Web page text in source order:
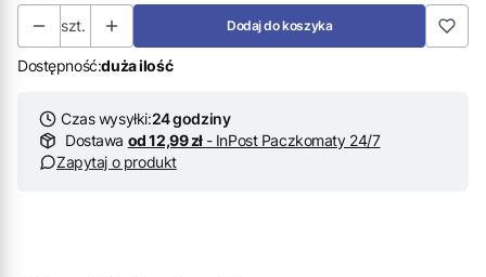
szt. Dodaj do koszyka
Dostępność:duża ilość
Czas wysyłki:24 godziny
Dostawa od 12,99 zł - InPost Paczkomaty 24/7
Zapytaj o produkt